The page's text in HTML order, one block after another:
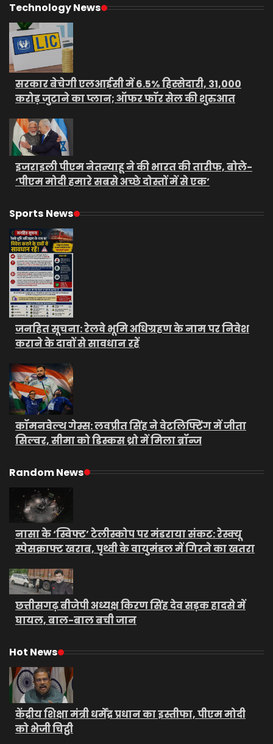
Technology News
सरकार बेचेगी एलआईसी में 6.5% हिस्सेदारी, 31,000
करोड़ जुटाने का प्लान; ऑफर फॉर सेल की शुरुआत
इजराइली पीएम नेतन्याहू ने की भारत की तारीफ, बोले-
‘पीएम मोदी हमारे सबसे अच्छे दोस्तों में से एक’
Sports News
जनहित सूचना: रेलवे भूमि अधिग्रहण के नाम पर निवेश
कराने के दावों से सावधान रहें
कॉमनवेल्थ गेम्स: लवप्रीत सिंह ने वेटलिफ्टिंग में जीता
सिल्वर, सीमा को डिस्कस थ्रो में मिला ब्रॉन्ज
Random News
नासा के ‘स्विफ्ट’ टेलीस्कोप पर मंडराया संकट: रेस्क्यू
स्पेसक्राफ्ट खराब, पृथ्वी के वायुमंडल में गिरने का खतरा
छत्तीसगढ़ बीजेपी अध्यक्ष किरण सिंह देव सड़क हादसे में
घायल, बाल-बाल बची जान
Hot News
केंद्रीय शिक्षा मंत्री धर्मेंद्र प्रधान का इस्तीफा, पीएम मोदी
को भेजी चिट्ठी